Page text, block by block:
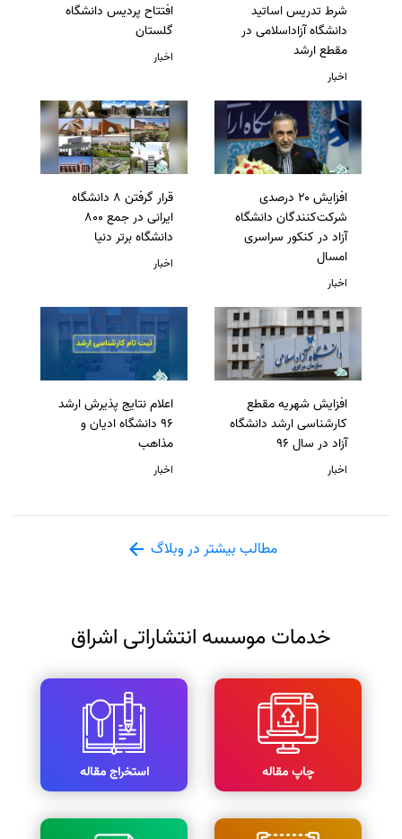
شرط تدریس اساتید
دانشگاه آزاداسلامی در
مقطع ارشد
اخبار
افتتاح پردیس دانشگاه
گلستان
اخبار
افزایش ۲۰ درصدی
شرکت‌کنندگان دانشگاه
آزاد در کنکور سراسری
امسال
اخبار
قرار گرفتن 8 دانشگاه
ایرانی در جمع 800
دانشگاه برتر دنیا
اخبار
افزایش شهریه مقطع
کارشناسی ارشد دانشگاه
آزاد در سال 96
اخبار
اعلام نتایج پذیرش ارشد
96 دانشگاه ادیان و
مذاهب
اخبار
مطالب بیشتر در وبلاگ
خدمات موسسه انتشاراتی اشراق
چاپ مقاله استخراج مقاله